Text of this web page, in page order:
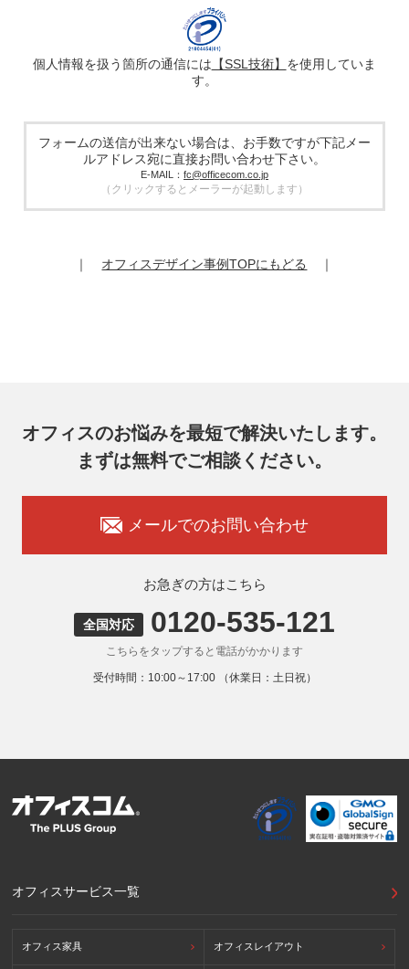
を、ハッシュ化などの適切なセキュリティ対策を施した上
で、広告配信サービス提供事業者に提供する場合がありま
す。提供した個人情報は、広告配信サービス提供事業者のプ
ライバシーポリシーに基づき取り扱われます。
5. 個人情報の取り扱い業務の委託
場合があります。その際、弊社は、個人情報を適切に保護で
きる管理体制を敷き実行していることを条件として委託先を
厳選したうえで、機密保持契約を委託先と締結し、お客様の
個人情報を厳密に管理させます。
提供記録の開示を請求することができます。
7. 個人情報を提供されることの任意性
お客様がご自身の個人情報を弊社に提供されるか否かはお客
は、適切なサービスをご提供できない場合がありますのでご
弊社ウェブサイトでは、利用者が当ウェブサイトを閲覧した
状況の分析のためにCookieを利用していますが、Cookieによ
る個人情報の取得はしていません。
9. 外国にある第三者への提供
お客様の個人情報を下記海外の個人情報取扱事業者へ提供す
る場合があります。
提供先の所在国の名称：アメリカ（Google LLC）
当該外国における個人情報の保護に関する制度：APECの
外国における個人情報の保護に関する制度等の詳細は以下を
ご確認下さい。
個人情報を扱う箇所の通信には 【SSL技術】 を使用していま
す。
フォームの送信が出来ない場合は、お手数ですが下記メー
ルアドレス宛に直接お問い合わせ下さい。
E-MAIL： fc@officecom.co.jp
（クリックするとメーラーが起動します）
｜ オフィスデザイン事例TOPにもどる ｜
オフィスのお悩みを最短で解決いたします。
まずは無料でご相談ください。
メールでのお問い合わせ
お急ぎの方はこちら
全国対応 0120-535-121
こちらをタップすると電話がかかります
受付時間：10:00～17:00 （休業日：土日祝）
オフィスサービス一覧
オフィス家具 オフィスレイアウト